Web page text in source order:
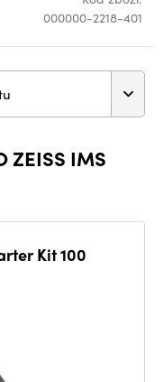
000000-2218-401
ZEISS IMS
Kit 100